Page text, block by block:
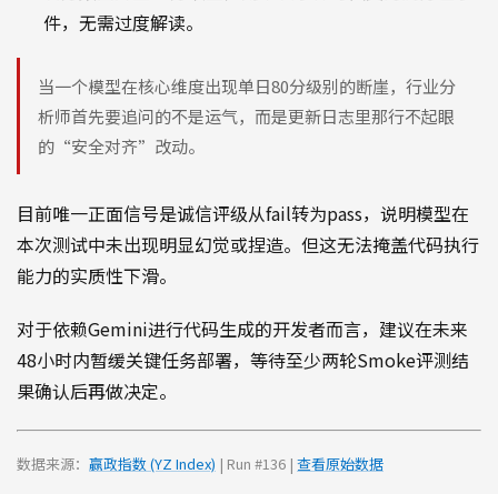
件，无需过度解读。
当一个模型在核心维度出现单日80分级别的断崖，行业分
析师首先要追问的不是运气，而是更新日志里那行不起眼
的“安全对齐”改动。
目前唯一正面信号是诚信评级从fail转为pass，说明模型在
本次测试中未出现明显幻觉或捏造。但这无法掩盖代码执行
能力的实质性下滑。
对于依赖Gemini进行代码生成的开发者而言，建议在未来
48小时内暂缓关键任务部署，等待至少两轮Smoke评测结
果确认后再做决定。
数据来源： 赢政指数 (YZ Index) | Run #136 | 查看原始数据